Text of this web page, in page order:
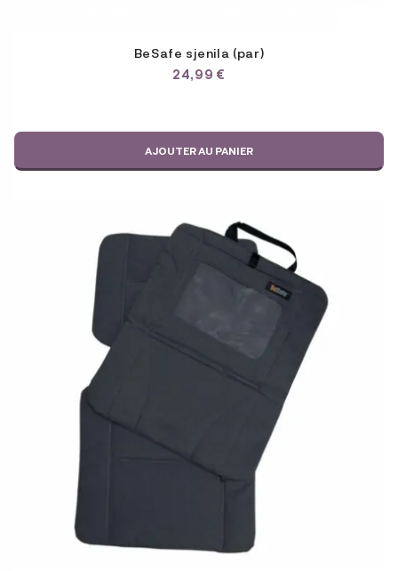
BeSafe sjenila (par)
24,99€
AJOUTER AU PANIER